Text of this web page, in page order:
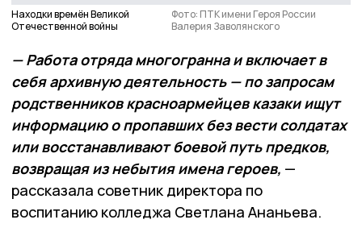
Находки времён Великой
Отечественной войны
Фото: ПТК имени Героя России
Валерия Заволянского
— Работа отряда многогранна и включает в
себя архивную деятельность — по запросам
родственников красноармейцев казаки ищут
информацию о пропавших без вести солдатах
или восстанавливают боевой путь предков,
возвращая из небытия имена героев, —
рассказала советник директора по
воспитанию колледжа Светлана Ананьева.